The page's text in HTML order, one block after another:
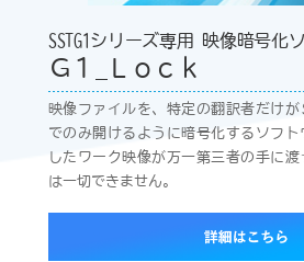
SSTG1シリーズ専用 映像暗号化
Ｇ１_Ｌｏｃｋ
映像ファイルを、特定の翻訳者だけ
でのみ開けるように暗号化するソフ
したワーク映像が万一第三者の手に
は一切できません。